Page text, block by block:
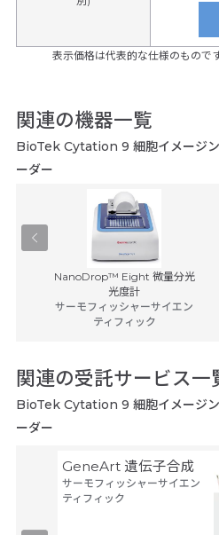
表示価格は代表的な仕様のもので
関連の機器一覧
BioTek Cytation 9 細胞イメージン
ーダー
NanoDrop™ Eight 微量分光
光度計
サーモフィッシャーサイエン
ティフィック
関連の受託サービス一
BioTek Cytation 9 細胞イメージン
ーダー
GeneArt 遺伝子合成
サーモフィッシャーサイエン
ティフィック